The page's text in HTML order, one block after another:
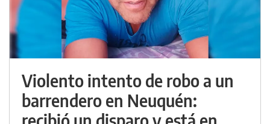
Violento intento de robo a un
barrendero en Neuquén: